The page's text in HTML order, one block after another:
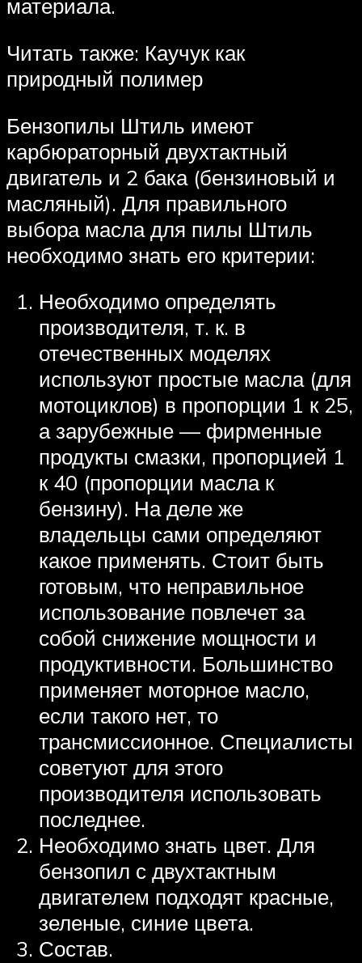
материала.
Читать также: Каучук как
природный полимер
Бензопилы Штиль имеют
карбюраторный двухтактный
двигатель и 2 бака (бензиновый и
масляный). Для правильного
выбора масла для пилы Штиль
необходимо знать его критерии:
Необходимо определять
производителя, т. к. в
отечественных моделях
используют простые масла (для
мотоциклов) в пропорции 1 к 25,
а зарубежные — фирменные
продукты смазки, пропорцией 1
к 40 (пропорции масла к
бензину). На деле же
владельцы сами определяют
какое применять. Стоит быть
готовым, что неправильное
использование повлечет за
собой снижение мощности и
продуктивности. Большинство
применяет моторное масло,
если такого нет, то
трансмиссионное. Специалисты
советуют для этого
производителя использовать
последнее.
Необходимо знать цвет. Для
бензопил с двухтактным
двигателем подходят красные,
зеленые, синие цвета.
Состав.